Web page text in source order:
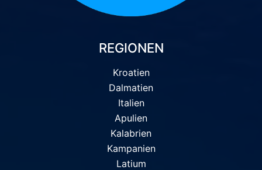
REGIONEN
Kroatien
Dalmatien
Italien
Apulien
Kalabrien
Kampanien
Latium